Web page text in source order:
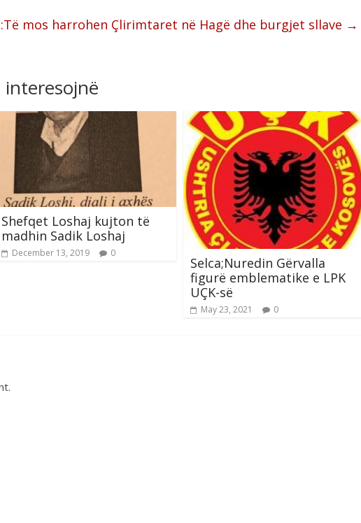
mos harrohen Çlirimtaret në Hagë dhe burgjet sllave →
Shefqet Loshaj kujton të
madhin Sadik Loshaj
December 13, 2019 0
Selca;Nuredin Gërvalla
figurë emblematike e LPK
UÇK-së
May 23, 2021 0